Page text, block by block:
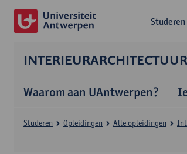
Studeren
INTERIEURARCHITECTUUR
Waarom aan UAntwerpen?
Studeren Opleidingen Alle opleidingen